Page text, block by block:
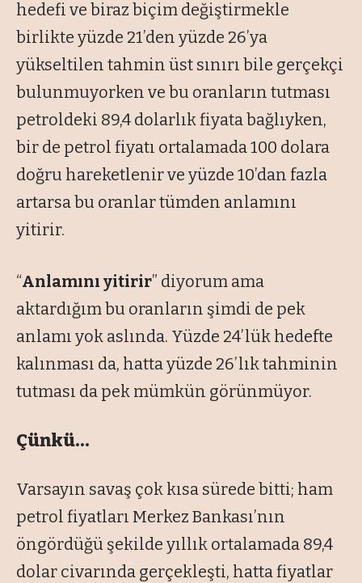
hedefi ve biraz biçim değiştirmekle
birlikte yüzde 21’den yüzde 26’ya
yükseltilen tahmin üst sınırı bile gerçekçi
bulunmuyorken ve bu oranların tutması
petroldeki 89,4 dolarlık fiyata bağlıyken,
bir de petrol fiyatı ortalamada 100 dolara
doğru hareketlenir ve yüzde 10’dan fazla
artarsa bu oranlar tümden anlamını
yitirir.
“Anlamını yitirir” diyorum ama
aktardığım bu oranların şimdi de pek
anlamı yok aslında. Yüzde 24’lük hedefte
kalınması da, hatta yüzde 26’lık tahminin
tutması da pek mümkün görünmüyor.
Çünkü…
Varsayın savaş çok kısa sürede bitti; ham
petrol fiyatları Merkez Bankası’nın
öngördüğü şekilde yıllık ortalamada 89,4
dolar civarında gerçekleşti, hatta fiyatlar